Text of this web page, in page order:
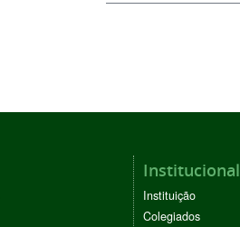
Institucional
Instituição
Colegiados